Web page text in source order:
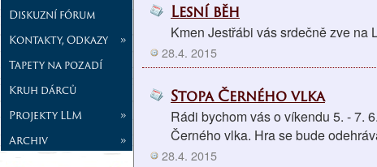
Diskuzní fórum
Kontakty, Odkazy
»
Tapety na pozadí
Kruh dárců
Projekty LLM
»
Archiv
»
Lesní běh
Kmen Jestřábi vás srdečně zve na
28.4. 2015
Stopa Černého vlka
Rádi bychom vás o víkendu 5. - 7.
Černého vlka. Hra se bude
28.4. 2015